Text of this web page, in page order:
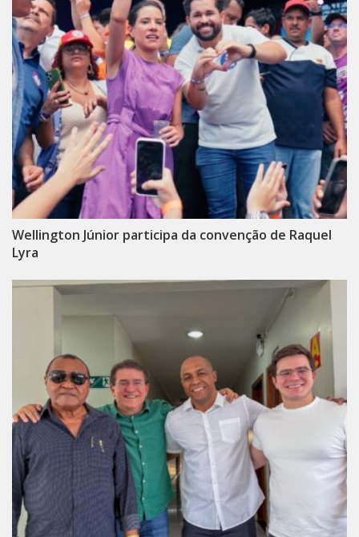
Wellington Júnior participa da convenção de Raquel
Lyra